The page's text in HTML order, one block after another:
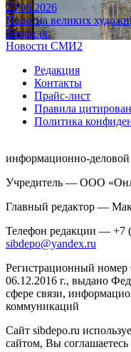
23.06.2026
Полотна великих
Верфеля.
Новости СМИ2
Редакция
Контакты
Прайс-лист
Правила
Политика
информационно-деловой
Учредитель — ООО
Главный редактор —
Телефон редакции — +7
sibdepo@yandex.ru
Регистрационный
06.12.2016 г., выдано
сфере связи,
коммуникаций
Сайт sibdepo.ru
сайтом, Вы